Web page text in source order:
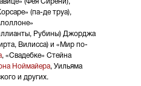
(Фея Сирени),
(па-де труа),
Рубины) Джорджа
Вилисса) и «Мир по-
, «Свадебке» Стейна
Ноймайера, Уильяма
и других.